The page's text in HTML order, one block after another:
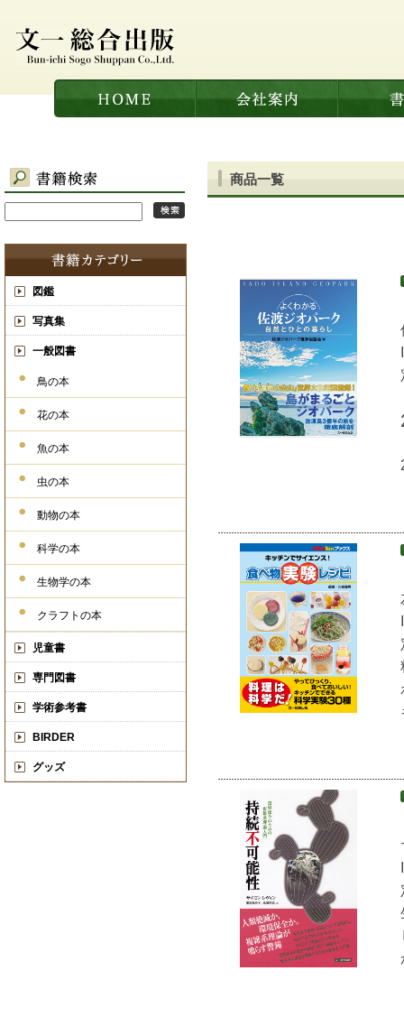
図鑑
写真集
一般図書
鳥の本
花の本
魚の本
虫の本
動物の本
科学の本
生物学の本
クラフトの本
児童書
専門図書
学術参考書
BIRDER
グッズ
商品一覧